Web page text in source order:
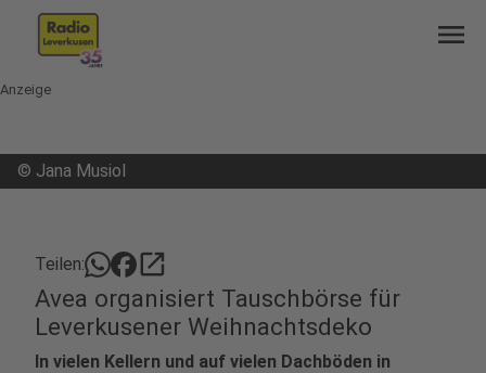
menu
Anzeige
© Jana Musiol
Teilen: open_in_new
Avea organisiert Tauschbörse für
Leverkusener Weihnachtsdeko
In vielen Kellern und auf vielen Dachböden in